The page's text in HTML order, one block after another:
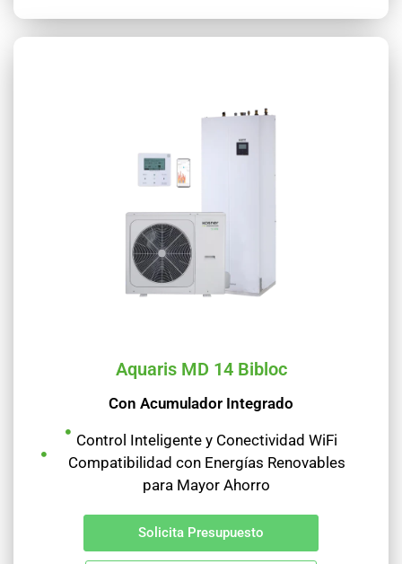
Aquaris MD 14 Bibloc
Con Acumulador Integrado
Control Inteligente y Conectividad WiFi
Compatibilidad con Energías Renovables
para Mayor Ahorro
Solicita Presupuesto